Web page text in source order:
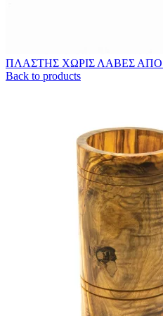
ΠΛΑΣΤΗΣ ΧΩΡΙΣ ΛΑΒΕΣ
Back to products